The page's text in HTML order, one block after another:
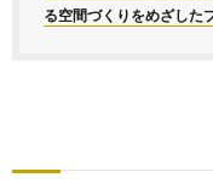
る空間づくりをめざした